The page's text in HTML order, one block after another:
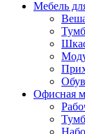
Мебель
Офисная